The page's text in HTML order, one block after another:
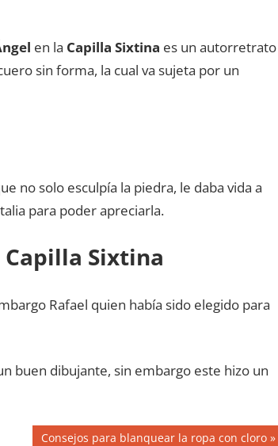
en la Capilla Sixtina es un autorretrato
sin forma, la cual va sujeta por un
no solo esculpía la piedra, le daba vida a
para poder apreciarla.
Sixtina
Rafael quien había sido elegido para
buen dibujante, sin embargo este hizo un
Siguiente
Consejos para blanquear la ropa con cloro